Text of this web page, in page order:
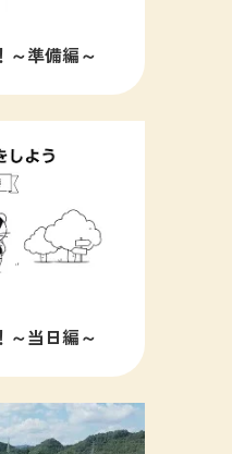
～準備編～
～当日編～